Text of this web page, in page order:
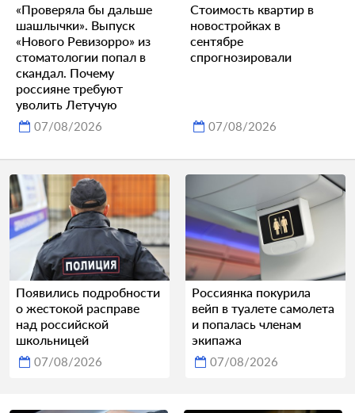
«Проверяла бы дальше
шашлычки». Выпуск
«Нового Ревизорро» из
стоматологии попал в
скандал. Почему
россияне требуют
уволить Летучую
07/08/2026
Стоимость квартир в
новостройках в
сентябре
спрогнозировали
07/08/2026
Появились подробности
о жестокой расправе
над российской
школьницей
07/08/2026
Россиянка покурила
вейп в туалете самолета
и попалась членам
экипажа
07/08/2026